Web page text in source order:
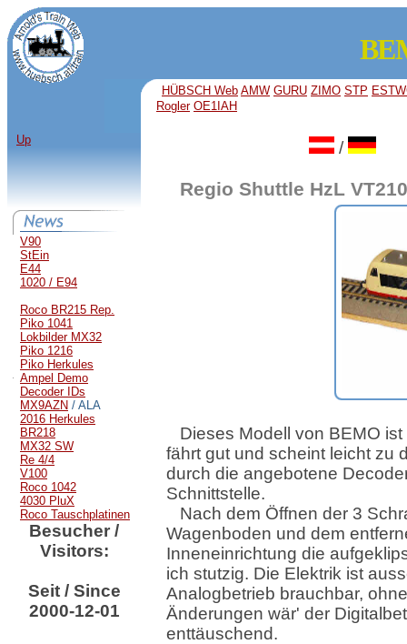
HÜBSCH Web AMW GURU ZIMO STP
Rogler OE1IAH
Up
V90
StEin
E44
1020 / E94
Roco BR215 Rep.
Piko 1041
Lokbilder MX32
Piko 1216
Piko Herkules
Ampel Demo
Decoder IDs
MX9AZN / ALA
2016 Herkules
BR218
MX32 SW
Re 4/4
V100
Roco 1042
4030 PluX
Roco Tauschplatinen
Besucher /
Visitors:
Seit / Since
2000-12-01
/
Regio Shuttle HzL VT210
Dieses Modell von BEMO
fährt gut und scheint leicht zu
durch die angebotene
Schnittstelle.
Nach dem Öffnen der 3
Wagenboden und dem
Inneneinrichtung die
ich stutzig. Die Elektrik ist
Analogbetrieb brauchbar, ohne
Änderungen wär' der
enttäuschend.